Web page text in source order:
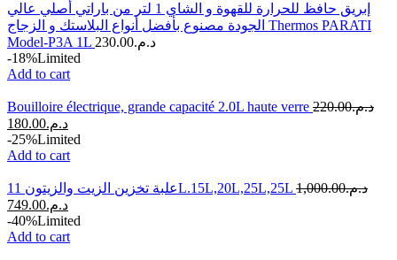
إبريق حافظ للحرارة للقهوة و الشاي 1 لتر من باراتي أصلي عالي
الجودة مصنوع بأفضل أنواع البلاستك و الزجاج Thermos PARATI
Model-P3A 1L
د.م.230.00
-18%Limited
Add to cart
Bouilloire électrique, grande capacité 2.0L haute verre د.م.220.00
د.م.180.00
-25%Limited
Add to cart
علبة تخزين الزيت والزيتون 11L.15L,20L,25L,25L د.م.1,000.00
د.م.749.00
-40%Limited
Add to cart